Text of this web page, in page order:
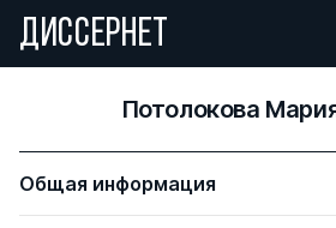
ДИССЕРНЕТ
Потолокова
Общая информация